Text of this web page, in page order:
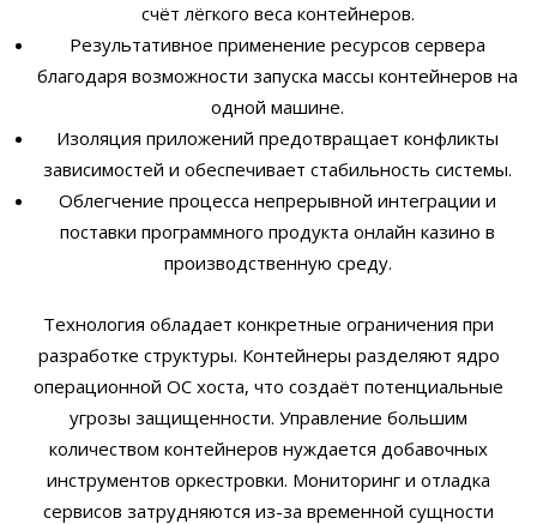
счёт лёгкого веса контейнеров.
Результативное применение ресурсов сервера
благодаря возможности запуска массы контейнеров на
одной машине.
Изоляция приложений предотвращает конфликты
зависимостей и обеспечивает стабильность системы.
Облегчение процесса непрерывной интеграции и
поставки программного продукта онлайн казино в
производственную среду.
Технология обладает конкретные ограничения при
разработке структуры. Контейнеры разделяют ядро
операционной ОС хоста, что создаёт потенциальные
угрозы защищенности. Управление большим
количеством контейнеров нуждается добавочных
инструментов оркестровки. Мониторинг и отладка
сервисов затрудняются из-за временной сущности